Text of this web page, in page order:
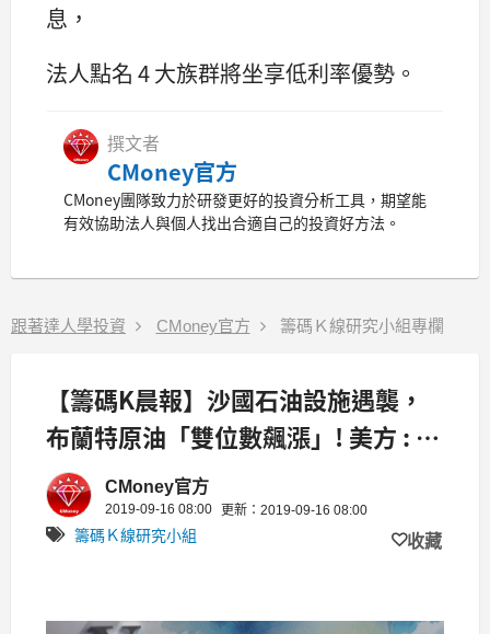
息，
法人點名 4 大族群將坐享低利率優勢。
撰文者
CMoney官方
CMoney團隊致力於研發更好的投資分析工具，期望能
有效協助法人與個人找出合適自己的投資好方法。
跟著達人學投資 CMoney官方 籌碼Ｋ線研究小組專欄
【籌碼K晨報】沙國石油設施遇襲，
布蘭特原油「雙位數飆漲」! 美方 : 必
要時將動用戰略儲備
CMoney官方
2019-09-16 08:00 更新：2019-09-16 08:00
籌碼Ｋ線研究小組 收藏